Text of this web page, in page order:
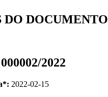
DO DOCUMENTO
2022
*: 2022-02-15